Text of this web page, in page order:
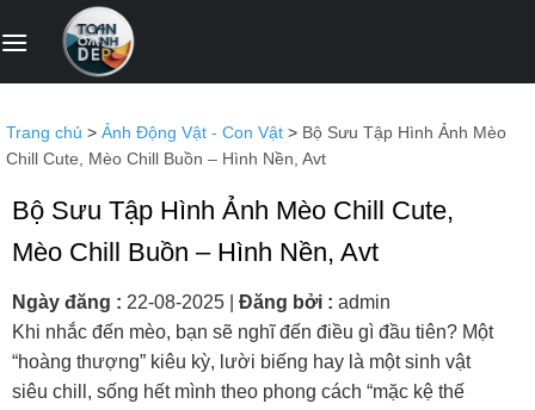
qua
Trang chủ > Ảnh Động Vật - Con Vật > Bộ Sưu Tập Hình Ảnh Mèo
Chill Cute, Mèo Chill Buồn – Hình Nền, Avt
Bộ Sưu Tập Hình Ảnh Mèo Chill Cute,
Mèo Chill Buồn – Hình Nền, Avt
Ngày đăng : 22-08-2025 Đăng bởi : admin
Khi nhắc đến mèo, bạn sẽ nghĩ đến điều gì đầu tiên? Một
“hoàng thượng” kiêu kỳ, lười biếng hay là một sinh vật
siêu chill, sống hết mình theo phong cách “mặc kệ thế